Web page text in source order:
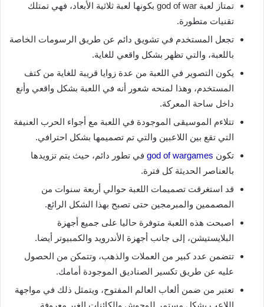
تمتاز لعبة god of war بكونها لعبة ثلاثية الأبعاد، فهي تمتلك
تقنيات متطورة.
تجعل المستخدم في تشويق دائم عن طريق الرسومات الخاصة
باللعبة، والتي تظهر بشكل واقعي للغاية.
يكون التصوير في اللعبة من عدة زوايا قريبة للغاية من كتف
المستخدم، وهذا لمنحه شعور أنه في اللعبة بشكل واقعي وأنع
داخل ساحة المعركة.
تتلاءم الموسيقى الموجودة في اللعبة مع أجواء الحرب العنيفة
التي تقع بين اللاعبين والتي تم تصميمها بشكل احترافي.
تكون god of wargames في تطور دائم، حيث يتم تزويدها
بالعناصر الحديثة كل فترة.
قد استغرقت تصميمات اللعبة حوالي أربعة سنوات من
المصممين والمبرمجين حتى تصبح بهذا الشكل الرائع.
اصبحت هذه اللعبة متوفرة حاليا على جميع أجهزة
البلايستيشن، إلى جانب أجهزة الأندرويد والكمبيوتر أيضا.
تتضمن عدد كبير من العملات والذهب، وتتمكن من الحصول
عليه عن طريق تكسير الصناديق الموجودة أمامك.
تعتبر من ضمن ألعاب العالم المفتوح، ويتمثل ذلك في مواجهة